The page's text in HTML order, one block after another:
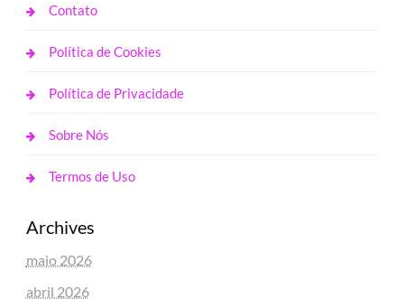
Contato
Política de Cookies
Política de Privacidade
Sobre Nós
Termos de Uso
Archives
maio 2026
abril 2026